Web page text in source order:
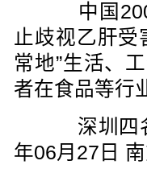
中国2004
止歧视乙肝
常地”生活、
者在食品等行
深圳四名
年06月27日